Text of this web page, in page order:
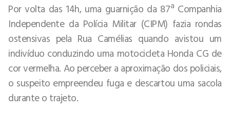
Por volta das 14h, uma guarnição da 87ª Companhia
Independente da Polícia Militar (CIPM) fazia rondas
ostensivas pela Rua Camélias quando avistou um
indivíduo conduzindo uma motocicleta Honda CG de
cor vermelha. Ao perceber a aproximação dos policiais,
o suspeito empreendeu fuga e descartou uma sacola
durante o trajeto.